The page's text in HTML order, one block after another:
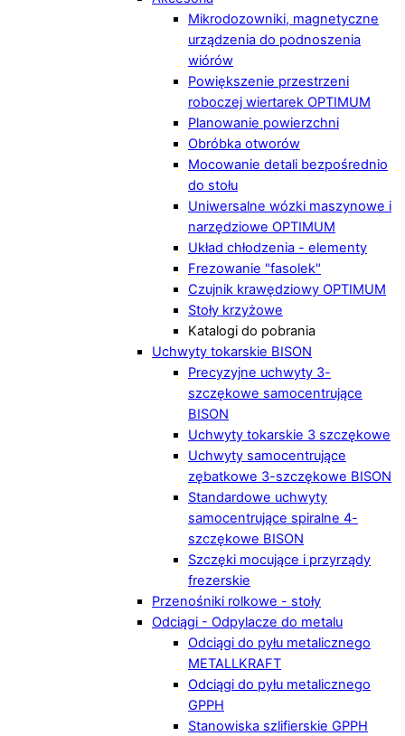
Mikrodozowniki, magnetyczne
urządzenia do podnoszenia
wiórów
Powiększenie przestrzeni
roboczej wiertarek OPTIMUM
Planowanie powierzchni
Obróbka otworów
Mocowanie detali bezpośrednio
do stołu
Uniwersalne wózki maszynowe i
narzędziowe OPTIMUM
Układ chłodzenia - elementy
Frezowanie "fasolek"
Czujnik krawędziowy OPTIMUM
Stoły krzyżowe
Katalogi do pobrania
Uchwyty tokarskie BISON
Precyzyjne uchwyty 3-
szczękowe samocentrujące
BISON
Uchwyty tokarskie 3 szczękowe
Uchwyty samocentrujące
zębatkowe 3-szczękowe BISON
Standardowe uchwyty
samocentrujące spiralne 4-
szczękowe BISON
Szczęki mocujące i przyrządy
frezerskie
Przenośniki rolkowe - stoły
Odciągi - Odpylacze do metalu
Odciągi do pyłu metalicznego
METALLKRAFT
Odciągi do pyłu metalicznego
GPPH
Stanowiska szlifierskie GPPH